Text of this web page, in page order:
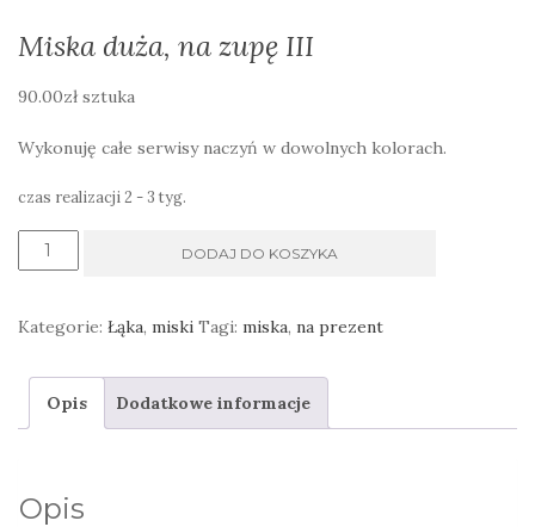
Miska duża, na zupę III
90.00zł sztuka
Wykonuję całe serwisy naczyń w dowolnych kolorach.
czas realizacji 2 - 3 tyg.
ilość
zupę
DODAJ DO KOSZYKA
Kategorie: Łąka, miski Tagi: miska, na prezent
Opis Dodatkowe informacje
Opis